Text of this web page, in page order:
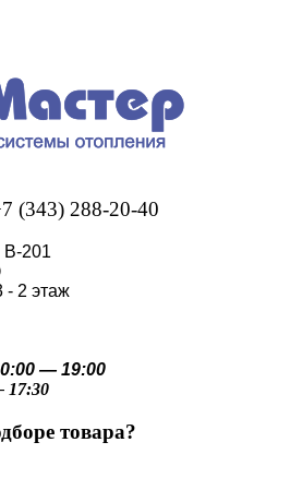
(343) 288-20-40
В-201
- 2 этаж
— 19:00
17:30
товара?